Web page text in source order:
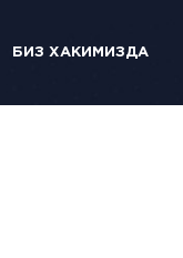
БИЗ ХАКИМИЗДА